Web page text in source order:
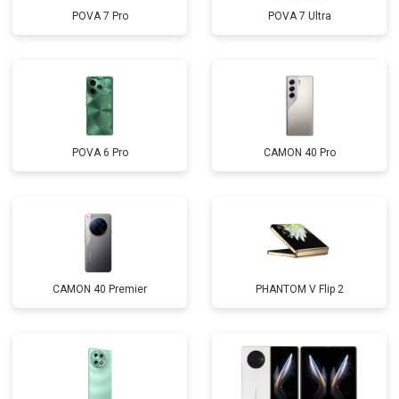
POVA 7 Pro POVA 7 Ultra
POVA 6 Pro CAMON 40 Pro
CAMON 40 Premier PHANTOM V Flip 2